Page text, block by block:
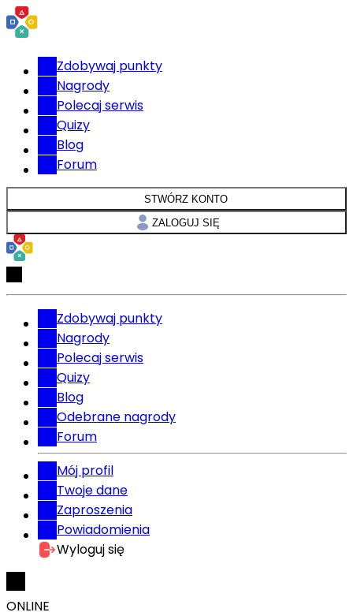
Zdobywaj punkty
Nagrody
Polecaj serwis
Quizy
Blog
Forum
STWÓRZ KONTO
ZALOGUJ SIĘ
Zdobywaj punkty
Nagrody
Polecaj serwis
Quizy
Blog
Odebrane nagrody
Forum
Mój profil
Twoje dane
Zaproszenia
Powiadomienia
Wyloguj się
ONLINE